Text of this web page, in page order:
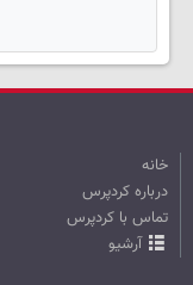
خانه
درباره کردپرس
تماس با کردپرس
آرشیو